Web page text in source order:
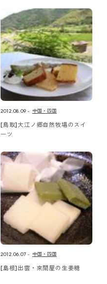
2012.08.09 中国・四国
[鳥取]大江ノ郷自然牧場のスイ
ーツ
2012.06.07 中国・四国
[島根]出雲・來間屋の生姜糖